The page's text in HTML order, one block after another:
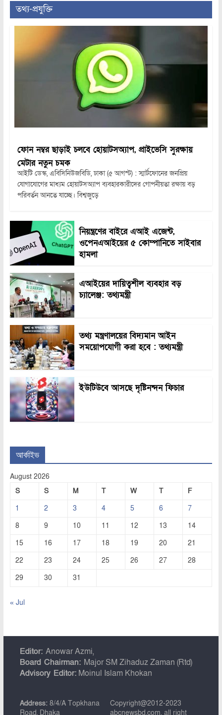
তথ্য-প্রযুক্তি
ফোন নম্বর ছাড়াই চলবে হোয়াটসঅ্যাপ, প্রাইভেসি সুরক্ষায়
মেটার নতুন চমক
আইটি ডেস্ক, এবিসিনিউজবিডি, ঢাকা (৫ আগস্ট) : স্মার্টফোনের জনপ্রিয়
যোগাযোগের মাধ্যম হোয়াটসঅ্যাপ ব্যবহারকারীদের গোপনীয়তা রক্ষায় বড়
পরিবর্তন আনতে যাচ্ছে। বিশ্বজুড়ে
নিয়ন্ত্রণের বাইরে এআই এজেন্ট,
ওপেনএআইয়ের ৫ কোম্পানিতে সাইবার
হামলা
এআইয়ের দায়িত্বশীল ব্যবহার বড়
চ্যালেঞ্জ: তথ্যমন্ত্রী
তথ্য মন্ত্রণালয়ের বিদ্যমান আইন
সময়োপযোগী করা হবে : তথ্যমন্ত্রী
ইউটিউবে আসছে দৃষ্টিনন্দন ফিচার
আর্কাইভ
August 2026
S
S M T W T
F
1
2 3 4 5 6
7
8
9 10 11 12 13
14
15
16 17 18 19 20
21
22
23 24 25 26 27
28
29
30 31
« Jul
Editor: Anowar Azmi,
Board Chairman: Major SM Zihaduz Zaman (Rtd)
Advisory Editor:Moinul Islam Khokan
Address:8/4/A Topkhana
Road, Dhaka
Copyright@2012-2023
abcnewsbd.com. all right